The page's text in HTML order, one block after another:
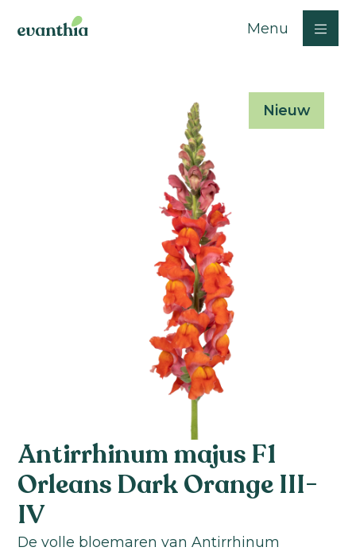
Menu
Antirrhinum majus F1
Orleans Dark Orange III-
IV
De volle bloemaren van Antirrhinum
Nieuw